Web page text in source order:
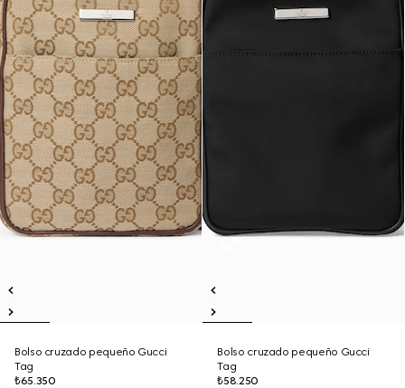
Bolso cruzado pequeño Gucci
Tag
₺65.350
Bolso cruzado pequeño Gucci
Tag
₺58.250